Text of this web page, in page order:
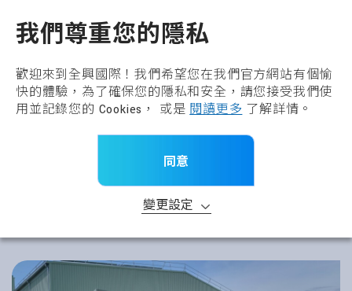
我們尊重您的隱私
歡迎來到全興國際！我們希望您在我們官方網站有個愉
快的體驗，為了確保您的隱私和安全，請您接受我們使
用並記錄您的 Cookies， 或是 閱讀更多 了解詳情。
同意
變更設定